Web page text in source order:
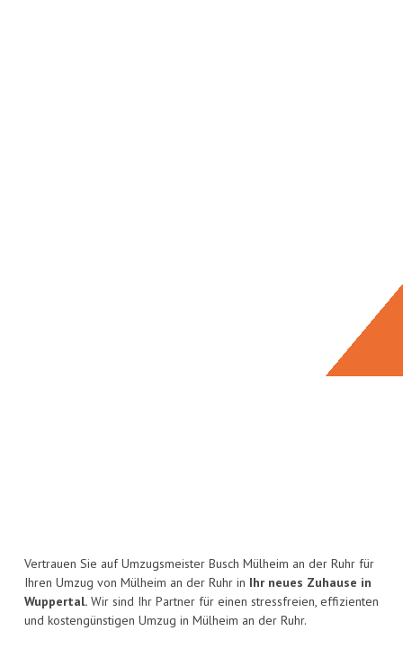
Vertrauen Sie auf Umzugsmeister Busch Mülheim an der Ruhr für
Ihren Umzug von Mülheim an der Ruhr in Ihr neues Zuhause in
Wuppertal. Wir sind Ihr Partner für einen stressfreien, effizienten
und kostengünstigen Umzug in Mülheim an der Ruhr.